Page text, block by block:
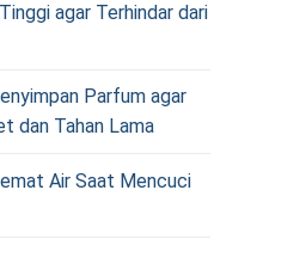
agar Terhindar dari
Parfum agar
dan Tahan Lama
Air Saat Mencuci